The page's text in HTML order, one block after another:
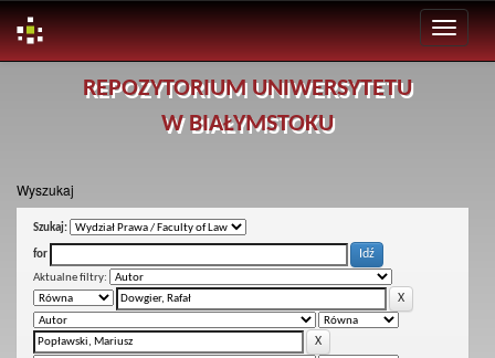
REPOZYTORIUM UNIWERSYTETU
W BIAŁYMSTOKU
Wyszukaj
Szukaj:
for
Aktualne filtry: